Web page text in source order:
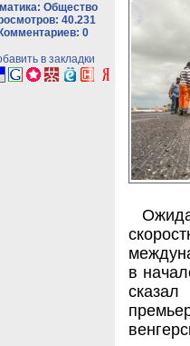
Общество
40.231
Комментариев: 0
в закладки
в